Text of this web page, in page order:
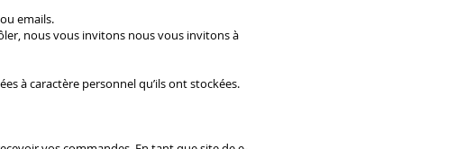
emails.
nous vous invitons nous vous invitons à
à caractère personnel qu’ils ont stockées.